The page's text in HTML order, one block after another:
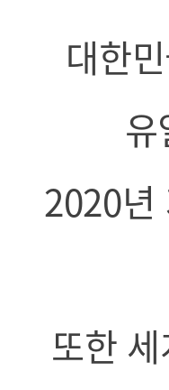
대한
2020년
또한